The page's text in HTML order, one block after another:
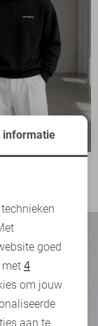
informatie
goed
met 4
om jouw
aan te